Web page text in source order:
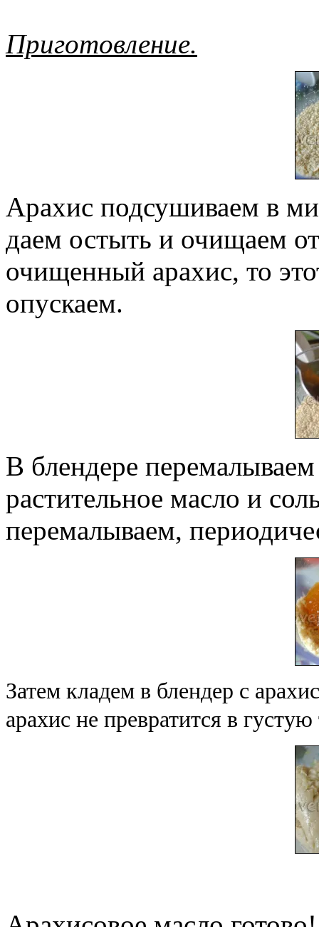
Приготовление.
Арахис подсушиваем в
даем остыть и очищаем
очищенный арахис, то
опускаем.
В блендере
растительное масло и
перемалываем,
Затем кладем в блендер с
арахис не превратится в